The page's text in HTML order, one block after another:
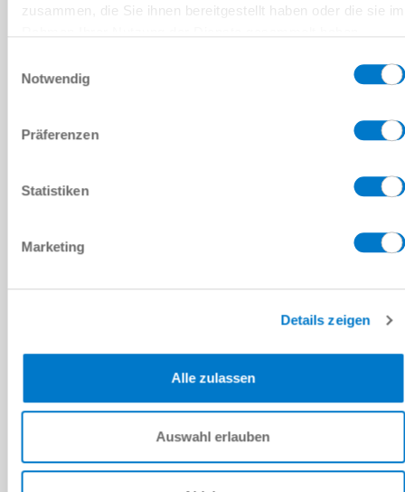
zusammen, die Sie ihnen bereitgestellt haben oder die sie im
Notwendig
Präferenzen
Statistiken
Marketing
Details zeigen
Alle zulassen
Auswahl erlauben
optional
INSTALLATION SIZE: WWR1200